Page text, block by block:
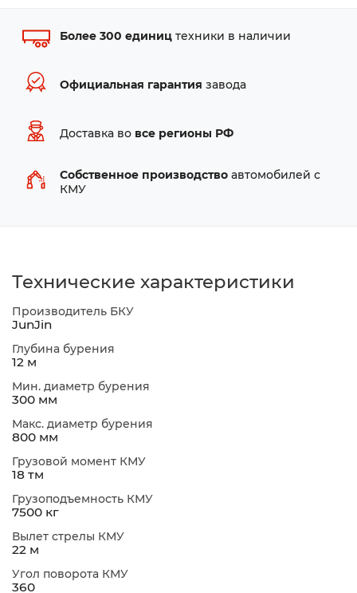
Более 300 единиц техники в наличии
Официальная гарантия завода
Доставка во все регионы РФ
Собственное производство автомобилей с
КМУ
Технические характеристики
Производитель БКУ
JunJin
Глубина бурения
12 м
Мин. диаметр бурения
300 мм
Макс. диаметр бурения
800 мм
Грузовой момент КМУ
18 тм
Грузоподъемность КМУ
7500 кг
Вылет стрелы КМУ
22 м
Угол поворота КМУ
360